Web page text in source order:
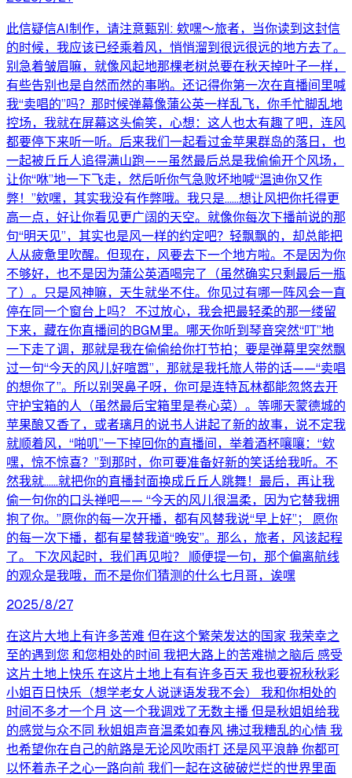
此信疑信AI制作，请注意甄别: 欸嘿～旅者，当你读到这封信
的时候，我应该已经乘着风，悄悄溜到很远很远的地方去了。
别急着皱眉嘛，就像风起地那棵老树总要在秋天掉叶子一样，
有些告别也是自然而然的事哟。还记得你第一次在直播间里喊
我“卖唱的”吗？那时候弹幕像蒲公英一样乱飞，你手忙脚乱地
控场，我就在屏幕这头偷笑，心想：这人也太有趣了吧，连风
都要停下来听一听。后来我们一起看过金苹果群岛的落日，也
一起被丘丘人追得满山跑——虽然最后总是我偷偷开个风场，
让你“咻”地一下飞走，然后听你气急败坏地喊“温迪你又作
弊！”欸嘿，其实我没有作弊哦。我只是……想让风把你托得更
高一点，好让你看见更广阔的天空。就像你每次下播前说的那
句“明天见”，其实也是风一样的约定吧？轻飘飘的，却总能把
人从疲惫里吹醒。但现在，风要去下一个地方啦。不是因为你
不够好，也不是因为蒲公英酒喝完了（虽然确实只剩最后一瓶
了）。只是风神嘛，天生就坐不住。你见过有哪一阵风会一直
停在同一个窗台上吗？ 不过放心，我会把最轻柔的那一缕留
下来，藏在你直播间的BGM里。哪天你听到琴音突然“叮”地
一下走了调，那就是我在偷偷给你打节拍；要是弹幕里突然飘
过一句“今天的风儿好喧嚣”，那就是我托旅人带的话——“卖唱
的想你了”。所以别哭鼻子呀，你可是连特瓦林都能忽悠去开
守护宝箱的人（虽然最后宝箱里是卷心菜）。等哪天蒙德城的
苹果酿又香了，或者璃月的说书人讲起了新的故事，说不定我
就顺着风，“啪叽”一下掉回你的直播间，举着酒杯嚷嚷：“欸
嘿，惊不惊喜？”到那时，你可要准备好新的笑话给我听。不
然我就……就把你的直播封面换成丘丘人跳舞！最后，再让我
偷一句你的口头禅吧—— “今天的风儿很温柔，因为它替我拥
抱了你。”愿你的每一次开播，都有风替我说“早上好”； 愿你
的每一次下播，都有星替我道“晚安”。那么，旅者，风该起程
了。 下次风起时，我们再见啦？ 顺便提一句，那个偏离航线
的观众是我哦，而不是你们猜测的什么七月哥，诶嘿
2025/8/27
在这片大地上有许多苦难 但在这个繁荣发达的国家 我荣幸之
至的遇到您 和您相处的时间 我把大路上的苦难抛之脑后 感受
这片土地上快乐 在这片土地上有有许多百天 我也要祝秋秋彩
小姐百日快乐（想学老女人说谜语发我不会） 我和你相处的
时间不多才一个月 这一个我调戏了无数主播 但是秋姐姐给我
的感觉与众不同 秋姐姐声音温柔如春风 拂过我糟乱的心情 我
也希望你在自己的航路是无论风吹雨打 还是风平浪静 你都可
以怀着赤子之心一路向前 我们一起在这破破烂烂的世界里面